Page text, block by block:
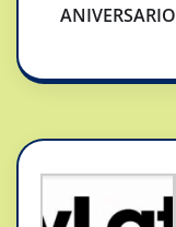
ANIVERSARIO